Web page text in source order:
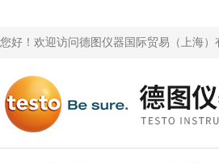
您好！欢迎访问德图仪器国际贸易（上海）